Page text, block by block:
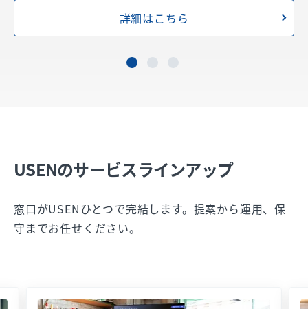
詳細はこちら
USENのサービスラインアップ
窓口がUSENひとつで完結します。提案から運用、保
守までお任せください。